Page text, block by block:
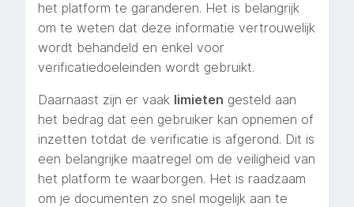
het platform te garanderen. Het is belangrijk
om te weten dat deze informatie vertrouwelijk
wordt behandeld en enkel voor
verificatiedoeleinden wordt gebruikt.
Daarnaast zijn er vaak limieten gesteld aan
het bedrag dat een gebruiker kan opnemen of
inzetten totdat de verificatie is afgerond. Dit is
een belangrijke maatregel om de veiligheid van
het platform te waarborgen. Het is raadzaam
om je documenten zo snel mogelijk aan te